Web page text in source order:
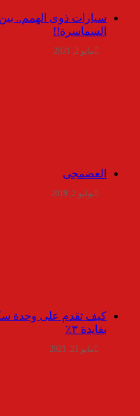
سيارات ذوى الهمم..
السماسرة!!
مايو 2, 2021
العضمجى
يوليو 2, 2019
كيف تقدم على وحدة
بفايدة ٣٪
مايو 21, 2021